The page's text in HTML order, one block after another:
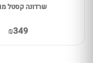
שרדונה קסטל
₪349